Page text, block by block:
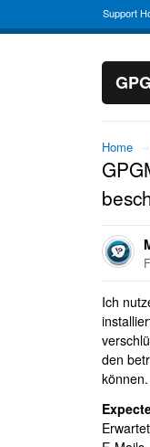
Support
Home →
Ich
den
können.